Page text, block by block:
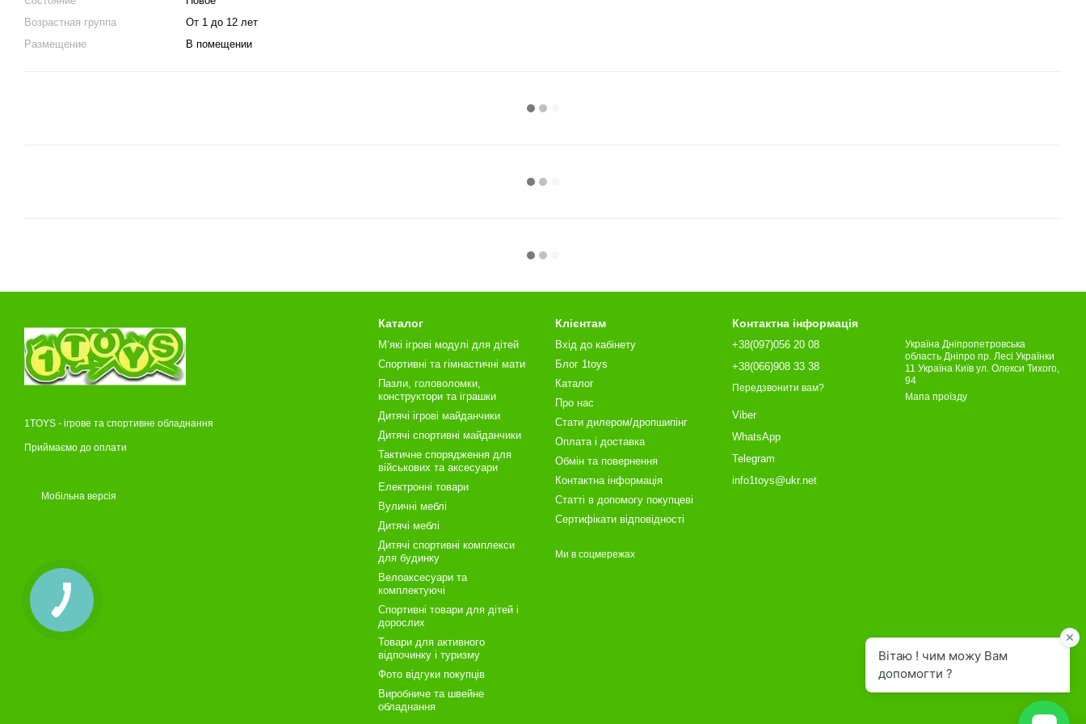
Возрастная группа
От 1 до 12 лет
Размещение
В помещении
1TOYS - ігрове та спортивне обладнання
Приймаємо до оплати
Мобільна версія
Каталог
М‘які ігрові модулі для дітей
Спортивні та гімнастичні мати
Пазли, головоломки,
конструктори та іграшки
Дитячі ігрові майданчики
Дитячі спортивні майданчики
Тактичне спорядження для
військових та аксесуари
Електронні товари
Вуличні меблі
Дитячі меблі
Дитячі спортивні комплекси
для будинку
Велоаксесуари та
комплектуючі
Спортивні товари для дітей і
дорослих
Товари для активного
відпочинку і туризму
Фото відгуки покупців
Виробниче та швейне
обладнання
Клієнтам
Вхід до кабінету
Блог 1toys
Каталог
Про нас
Стати дилером/дропшипінг
Оплата і доставка
Обмін та повернення
Контактна інформація
Статті в допомогу покупцеві
Сертифікати відповідності
Ми в соцмережах
Контактна інформація
+38(097)056 20 08
+38(066)908 33 38
Передзвонити вам?
Viber
WhatsApp
Telegram
info1toys@ukr.net
Україна Дніпропетровська
область Дніпро пр. Лесі Українки
11 Україна Київ ул. Олекси Тихого,
94
Мапа проїзду